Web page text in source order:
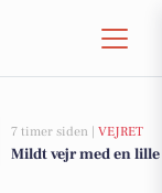
7 timer siden | VEJRET
Mildt vejr med en